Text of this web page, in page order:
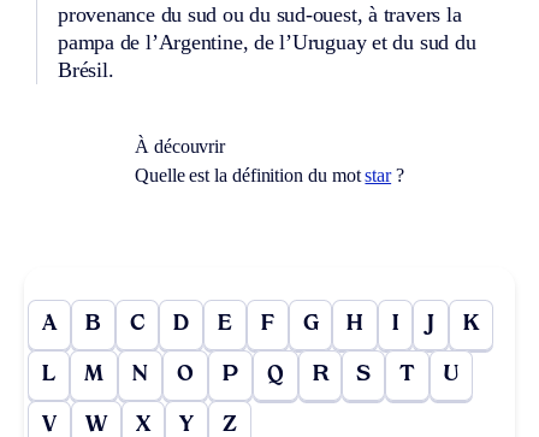
provenance du sud ou du sud-ouest, à travers la
pampa de l’Argentine, de l’Uruguay et du sud du
Brésil.
À découvrir
Quelle est la définition du motstar?
A B C D E F G H I J K
L M N O P Q R S T U
V W X Y Z